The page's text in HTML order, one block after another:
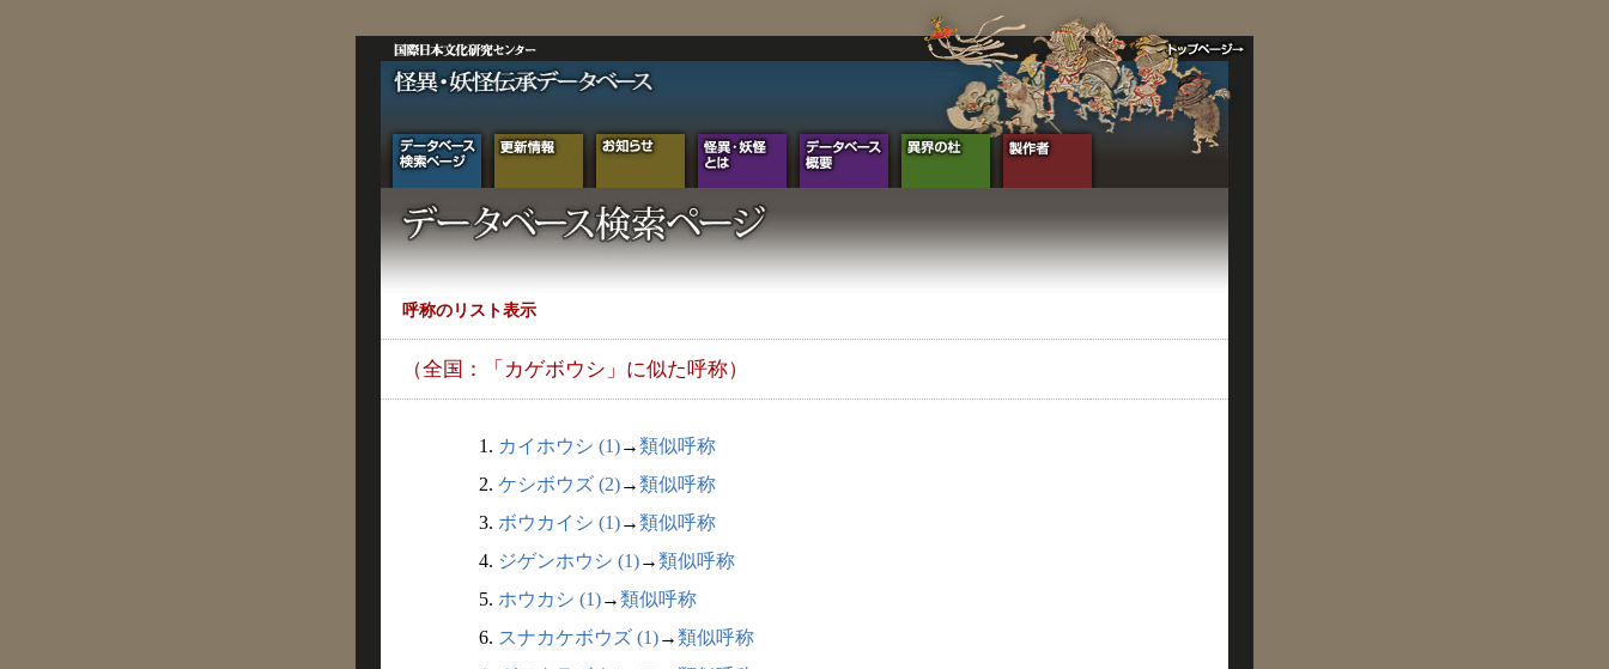
呼称のリスト表示
（全国：「カゲボウシ」に似た呼称）
1. カイホウシ (1)→類似呼称
2. ケシボウズ (2)→類似呼称
3. ボウカイシ (1)→類似呼称
4. ジゲンホウシ (1)→類似呼称
5. ホウカシ (1)→類似呼称
6. スナカケボウズ (1)→類似呼称